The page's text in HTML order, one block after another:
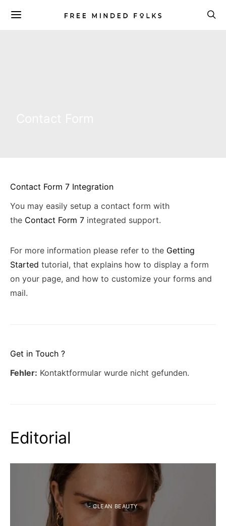
Contact Form 7 Integration
You may easily setup a contact form with
the Contact Form 7 integrated support.
For more information please refer to the Getting
Started tutorial, that explains how to display a form
on your page, and how to customize your forms and
mail.
Get in Touch ?
Fehler: Kontaktformular wurde nicht gefunden.
Editorial
- CLEAN BEAUTY